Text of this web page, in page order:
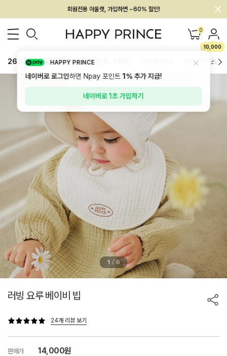
멤버십 최대 28,000원 혜택
0
10,000
26SS 신상 BEST BABY[6~12M] 하의/레깅스
1 / 6
러빙 요루 베이비 빕
24개 리뷰 보기
판매가 14,000원
HAPPY PRINCE
네이버로 로그인하면 Npay 포인트1%추가 지급!
네이버로 1초 가입하기